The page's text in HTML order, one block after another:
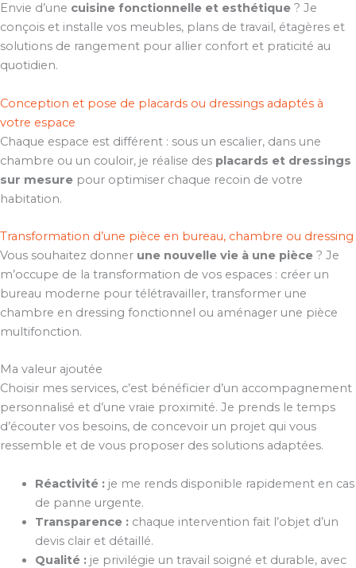
Envie d’une cuisine fonctionnelle et esthétique ? Je
conçois et installe vos meubles, plans de travail, étagères et
solutions de rangement pour allier confort et praticité au
quotidien.
Conception et pose de placards ou dressings adaptés à
votre espace
Chaque espace est différent : sous un escalier, dans une
chambre ou un couloir, je réalise des placards et dressings
sur mesure pour optimiser chaque recoin de votre
habitation.
Transformation d’une pièce en bureau, chambre ou dressing
Vous souhaitez donner une nouvelle vie à une pièce ? Je
m’occupe de la transformation de vos espaces : créer un
bureau moderne pour télétravailler, transformer une
chambre en dressing fonctionnel ou aménager une pièce
multifonction.
Ma valeur ajoutée
Choisir mes services, c’est bénéficier d’un accompagnement
personnalisé et d’une vraie proximité. Je prends le temps
d’écouter vos besoins, de concevoir un projet qui vous
ressemble et de vous proposer des solutions adaptées.
Réactivité :je me rends disponible rapidement en cas
de panne urgente.
Transparence :chaque intervention fait l’objet d’un
devis clair et détaillé.
Qualité :je privilégie un travail soigné et durable, avec